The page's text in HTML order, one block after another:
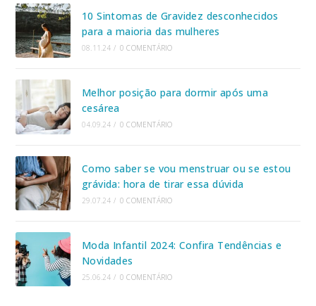
10 Sintomas de Gravidez desconhecidos
para a maioria das mulheres
08.11.24 / 0 COMENTÁRIO
Melhor posição para dormir após uma
cesárea
04.09.24 / 0 COMENTÁRIO
Como saber se vou menstruar ou se estou
grávida: hora de tirar essa dúvida
29.07.24 / 0 COMENTÁRIO
Moda Infantil 2024: Confira Tendências e
Novidades
25.06.24 / 0 COMENTÁRIO